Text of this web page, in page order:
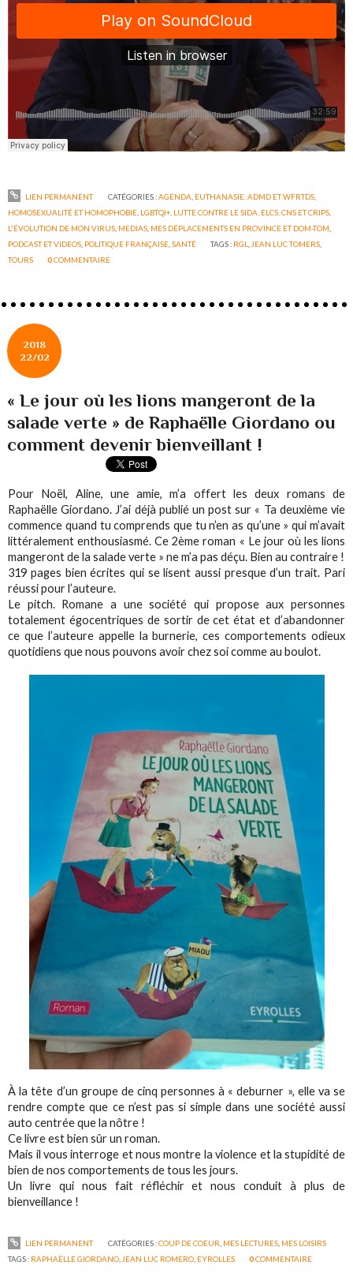
LIEN PERMANENT CATÉGORIES :AGENDA EUTHANASIE, ADMD ET WFRTDS,
HOMOSEXUALITÉ ET HOMOPHOBIE LGBTQI+ LUTTE CONTRE LE SIDA, ELCS, CNS ET CRIPS
L'ÉVOLUTION DE MON VIRUS MEDIAS MES DÉPLACEMENTS EN PROVINCE ET DOM-TOM
PODCAST ET VIDEOS POLITIQUE FRANÇAISE ,SANTÉ TAGS : RGL JEAN LUC TOMERS
TOURS
0COMMENTAIRE
2018
22/02
« Le jour où les lions mangeront de la
salade verte » de Raphaëlle Giordano ou
comment devenir bienveillant !
Pour Noël, Aline, une amie, m’a offert les deux romans de
Raphaëlle Giordano. J’ai déjà publié un post sur « Ta deuxième vie
commence quand tu comprends que tu n’en as qu’une » qui m’avait
littéralement enthousiasmé. Ce 2ème roman « Le jour où les lions
mangeront de la salade verte » ne m’a pas déçu. Bien au contraire !
319 pages bien écrites qui se lisent aussi presque d’un trait. Pari
réussi pour l’auteure.
Le pitch. Romane a une société qui propose aux personnes
totalement égocentriques de sortir de cet état et d’abandonner
ce que l’auteure appelle la burnerie, ces comportements odieux
quotidiens que nous pouvons avoir chez soi comme au boulot.
À la tête d’un groupe de cinq personnes à « deburner », elle va se
rendre compte que ce n’est pas si simple dans une société aussi
auto centrée que la nôtre !
Ce livre est bien sûr un roman.
Mais il vous interroge et nous montre la violence et la stupidité de
bien de nos comportements de tous les jours.
Un livre qui nous fait réfléchir et nous conduit à plus de
bienveillance !
LIEN PERMANENT CATÉGORIES :COUP DE COEUR, MES LECTURES, MES LOISIRS
TAGS : RAPHAËLLE GIORDANO,JEAN LUC ROMERO, EYROLLES 0COMMENTAIRE